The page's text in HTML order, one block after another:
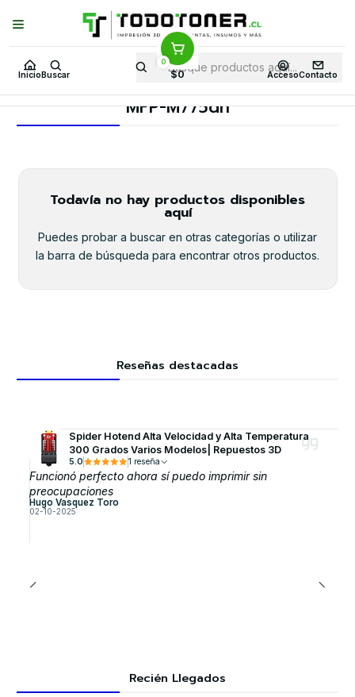
Inicio Buscar
0
$0 AccesoContacto
Puedes Elegir: Comprar enTienda· Despachoa Todo Chile · Retiro en
Tienda en24 Horas
Inicio Toner y tambor Toner Alternativo HP Equipos HP
MFP-M775dn
MFP-M775dn
Todavía no hay productos disponibles
aquí
Puedes probar a buscar en otras categorías o utilizar
la barra de búsqueda para encontrar otros productos.
Reseñas destacadas
Spider Hotend Alta Velocidad y Alta Temperatura
300 Grados Varios Modelos| Repuestos 3D
5.0 1 reseña
Funcionó perfecto ahora sí puedo imprimir sin
preocupaciones
Hugo Vasquez Toro
02-10-2025
Recién Llegados